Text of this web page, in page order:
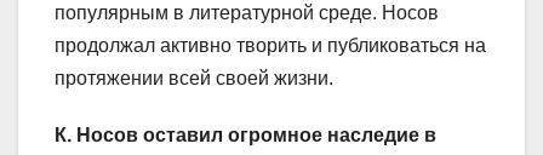
популярным в литературной среде. Носов
продолжал активно творить и публиковаться на
протяжении всей своей жизни.
К. Носов оставил огромное наследие в